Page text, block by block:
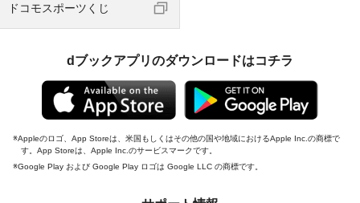
ドコモスポーツくじ
dブックアプリのダウンロードはコチラ
Appleのロゴ、App Storeは、米国もしくはその他の国や地域におけるApple Inc.の商標で
す。App Storeは、Apple Inc.のサービスマークです。
Google Play および Google Play ロゴは Google LLC の商標です。